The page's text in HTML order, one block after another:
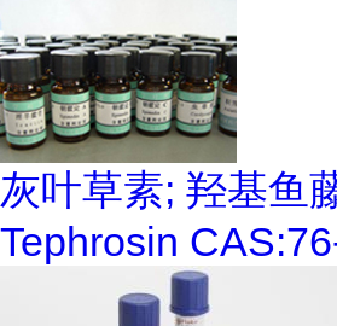
灰叶草素; 羟基鱼
Tephrosin